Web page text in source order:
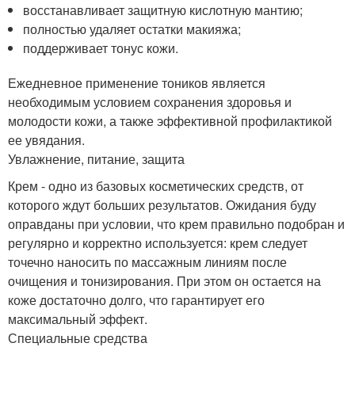
восстанавливает защитную кислотную мантию;
полностью удаляет остатки макияжа;
поддерживает тонус кожи.
Ежедневное применение тоников является
необходимым условием сохранения здоровья и
молодости кожи, а также эффективной профилактикой
ее увядания.
Увлажнение, питание, защита
Крем - одно из базовых косметических средств, от
которого ждут больших результатов. Ожидания буду
оправданы при условии, что крем правильно подобран и
регулярно и корректно используется: крем следует
точечно наносить по массажным линиям после
очищения и тонизирования. При этом он остается на
коже достаточно долго, что гарантирует его
максимальный эффект.
Специальные средства